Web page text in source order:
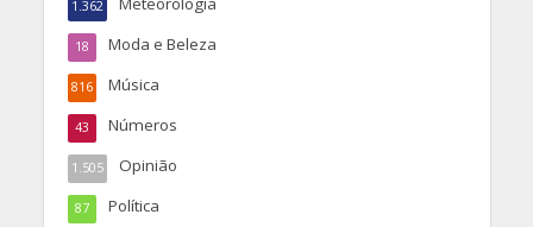
1.362
Moda e Beleza
18
Música
816
Números
43
Opinião
1.505
Política
87